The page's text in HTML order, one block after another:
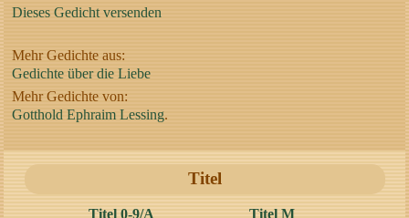
Dieses Gedicht versenden
Mehr Gedichte aus:
Gedichte über die Liebe
Mehr Gedichte von:
Gotthold Ephraim Lessing.
Titel
Titel 0-9/A
Titel M